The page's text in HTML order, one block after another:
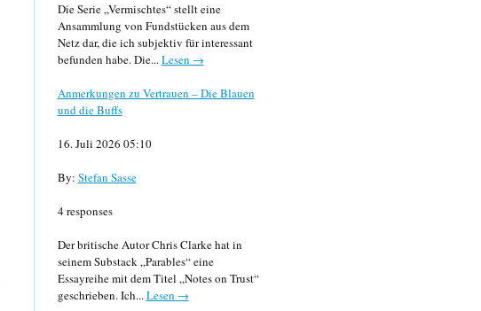
Die Serie „Vermischtes“ stellt eine
Ansammlung von Fundstücken aus dem
Netz dar, die ich subjektiv für interessant
befunden habe. Die...Lesen →
Anmerkungen zu Vertrauen – Die Blauen
und die Buffs
16. Juli 2026 05:10
By: Stefan Sasse
4 responses
Der britische Autor Chris Clarke hat in
seinem Substack „Parables“ eine
Essayreihe mit dem Titel „Notes on Trust“
geschrieben. Ich...Lesen →